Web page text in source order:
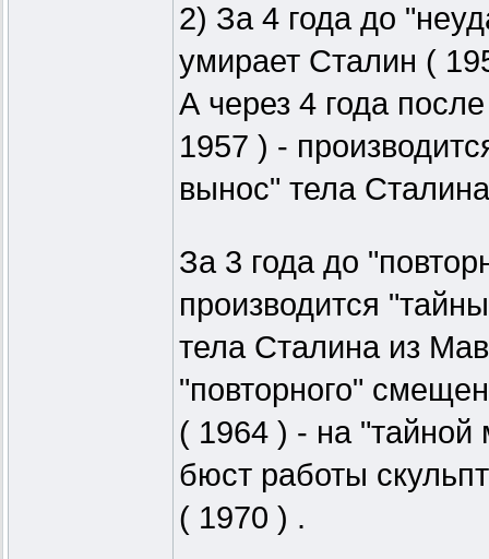
2) За 4 года до
умирает Сталин (
А через 4 года
1957 ) -
вынос" тела
За 3 года до
производится
тела Сталина из
"повторного"
( 1964 ) - на "тайной
бюст работы
( 1970 ) .